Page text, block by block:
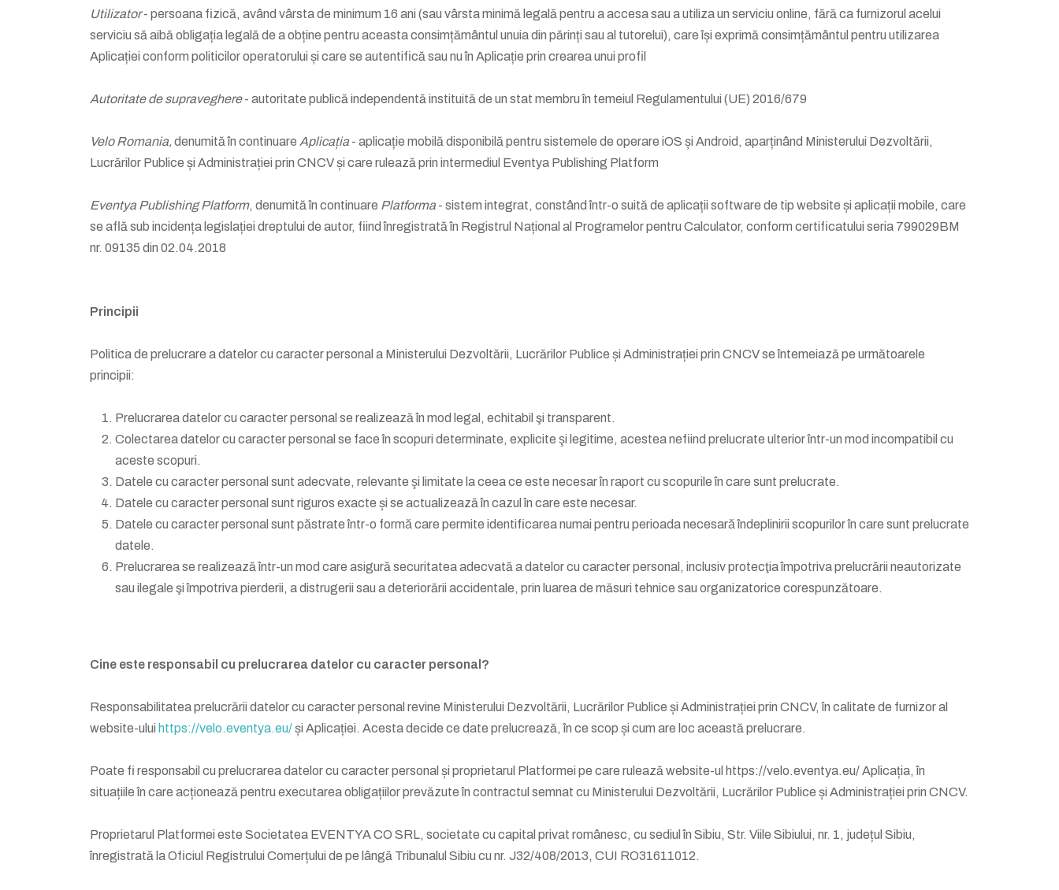
Utilizator- persoana fizică, având vârsta de minimum 16 ani (sau vârsta minimă legală pentru a accesa sau a utiliza un serviciu online, fără ca furnizorul acelui
serviciu să aibă obligația legală de a obține pentru aceasta consimțământul unuia din părinți sau al tutorelui), care își exprimă consimțământul pentru utilizarea
Aplicației conform politicilor operatorului și care se autentifică sau nu în Aplicație prin crearea unui profil
Autoritate de supraveghere- autoritate publică independentă instituită de un stat membru în temeiul Regulamentului (UE) 2016/679
Velo Romania,denumită în continuare Aplicația - aplicație mobilă disponibilă pentru sistemele de operare iOS și Android, aparținând Ministerului Dezvoltării,
Lucrărilor Publice și Administrației prin CNCV și care rulează prin intermediul Eventya Publishing Platform
Eventya Publishing Platform, denumită în continuare Platforma - sistem integrat, constând într-o suită de aplicații software de tip website și aplicații mobile, care
se află sub incidența legislației dreptului de autor, fiind înregistrată în Registrul Național al Programelor pentru Calculator, conform certificatului seria 799029BM
nr. 09135 din 02.04.2018
Principii
Politica de prelucrare a datelor cu caracter personal a Ministerului Dezvoltării, Lucrărilor Publice și Administrației prin CNCV se întemeiază pe următoarele
principii:
Prelucrarea datelor cu caracter personal se realizează în mod legal, echitabil şi transparent.
Colectarea datelor cu caracter personal se face în scopuri determinate, explicite şi legitime, acestea nefiind prelucrate ulterior într-un mod incompatibil cu
aceste scopuri.
Datele cu caracter personal sunt adecvate, relevante şi limitate la ceea ce este necesar în raport cu scopurile în care sunt prelucrate.
Datele cu caracter personal sunt riguros exacte și se actualizează în cazul în care este necesar.
Datele cu caracter personal sunt păstrate într-o formă care permite identificarea numai pentru perioada necesară îndeplinirii scopurilor în care sunt prelucrate
datele.
Prelucrarea se realizează într-un mod care asigură securitatea adecvată a datelor cu caracter personal, inclusiv protecţia împotriva prelucrării neautorizate
sau ilegale şi împotriva pierderii, a distrugerii sau a deteriorării accidentale, prin luarea de măsuri tehnice sau organizatorice corespunzătoare.
Cine este responsabil cu prelucrarea datelor cu caracter personal?
Responsabilitatea prelucrării datelor cu caracter personal revine Ministerului Dezvoltării, Lucrărilor Publice și Administrației prin CNCV, în calitate de furnizor al
website-ului https://velo.eventya.eu/și Aplicației. Acesta decide ce date prelucrează, în ce scop și cum are loc această prelucrare.
Poate fi responsabil cu prelucrarea datelor cu caracter personal și proprietarul Platformei pe care rulează website-ul https://velo.eventya.eu/ Aplicația, în
situațiile în care acționează pentru executarea obligațiilor prevăzute în contractul semnat cu Ministerului Dezvoltării, Lucrărilor Publice și Administrației prin CNCV.
Proprietarul Platformei este Societatea EVENTYA CO SRL, societate cu capital privat românesc, cu sediul în Sibiu, Str. Viile Sibiului, nr. 1, județul Sibiu,
înregistrată la Oficiul Registrului Comerțului de pe lângă Tribunalul Sibiu cu nr. J32/408/2013, CUI RO31611012.